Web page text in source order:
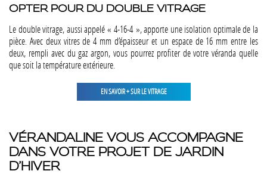
OPTER POUR DU DOUBLE VITRAGE
Le double vitrage, aussi appelé « 4-16-4 », apporte une isolation optimale de la
pièce. Avec deux vitres de 4 mm d’épaisseur et un espace de 16 mm entre les
deux, rempli avec du gaz argon, vous pourrez profiter de votre véranda quelle
que soit la température extérieure.
EN SAVOIR + SUR LE VITRAGE
VÉRANDALINE VOUS ACCOMPAGNE
DANS VOTRE PROJET DE JARDIN
D’HIVER